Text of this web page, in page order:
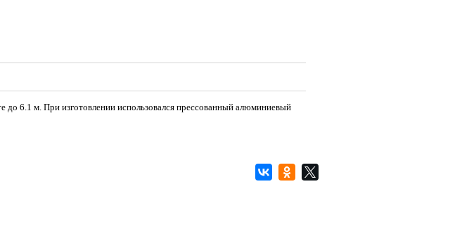
6.1 м. При изготовлении использовался прессованный алюминиевый